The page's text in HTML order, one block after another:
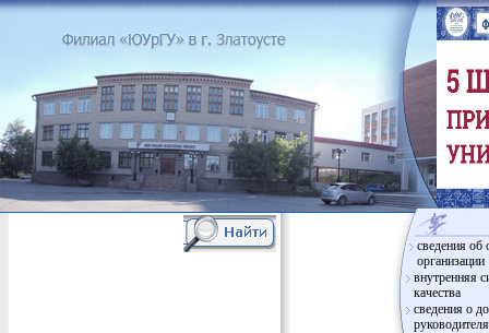
сведения об
организации
внутренняя
качества
сведения о
руководителя